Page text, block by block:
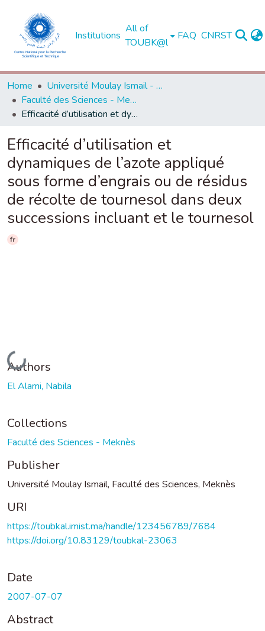
Institutions
All of
TOUBK@l
FAQ CNRST
Home
Université Moulay Ismail - Meknès -
Faculté des Sciences - Meknès
Efficacité d’utilisation et dynamiques de l’azote appliqué sous forme d’engrais ou de résidus de récolte de tournesol dans deux successions incluant et le tournesol
Efficacité d’utilisation et
dynamiques de l’azote appliqué
sous forme d’engrais ou de résidus
de récolte de tournesol dans deux
successions incluant et le tournesol
fr
Loading...
Authors
El Alami, Nabila
Collections
Faculté des Sciences - Meknès
Publisher
Université Moulay Ismail, Faculté des Sciences, Meknès
URI
https://toubkal.imist.ma/handle/123456789/7684
https://doi.org/10.83129/toubkal-23063
Date
2007-07-07
Abstract